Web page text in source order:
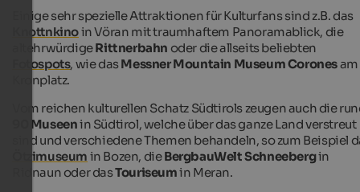
Einige sehr spezielle Attraktionen für Kulturfans sind z.B. das
Knottnkinoin Vöran mit traumhaftem Panoramablick, die
altehrwürdigeRittnerbahn oder die allseits beliebten
Fotospots, wie dasMessner Mountain Museum Coronesam
Kronplatz.
Vom reichen kulturellen Schatz Südtirols zeugen auch die
90 Museenin Südtirol, welche über das ganze Land verstreut
sind und verschiedene Themen behandeln, so zum Beispiel
Ötzimuseum in Bozen, dieBergbauWelt Schneebergin
Ridnaun oder dasTouriseumin Meran.